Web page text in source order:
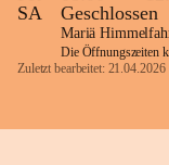
SA
Geschlossen
Mariä
Die Öffnungszeiten
Zuletzt bearbeitet: 21.04.2026